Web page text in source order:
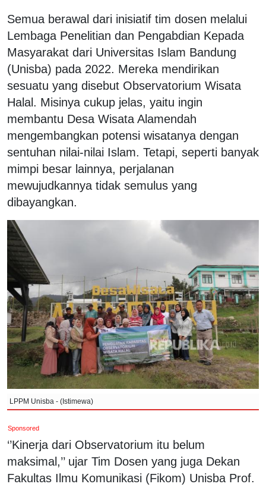
Semua berawal dari inisiatif tim dosen melalui
Lembaga Penelitian dan Pengabdian Kepada
Masyarakat dari Universitas Islam Bandung
(Unisba) pada 2022. Mereka mendirikan
sesuatu yang disebut Observatorium Wisata
Halal. Misinya cukup jelas, yaitu ingin
membantu Desa Wisata Alamendah
mengembangkan potensi wisatanya dengan
sentuhan nilai-nilai Islam. Tetapi, seperti banyak
mimpi besar lainnya, perjalanan
mewujudkannya tidak semulus yang
dibayangkan.
LPPM Unisba - (Istimewa)
Sponsored
‘’Kinerja dari Observatorium itu belum
maksimal,’’ ujar Tim Dosen yang juga Dekan
Fakultas Ilmu Komunikasi (Fikom) Unisba Prof.